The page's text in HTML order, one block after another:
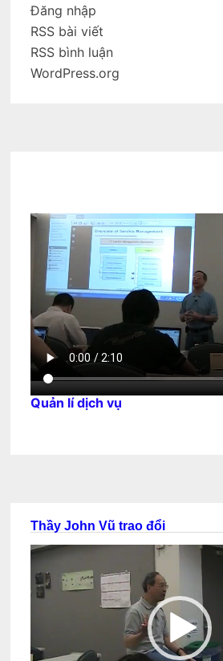
Đăng nhập
RSS bài viết
RSS bình luận
WordPress.org
Quản lí dịch vụ
Thầy John Vũ trao đổi
Trình
chơi
Video